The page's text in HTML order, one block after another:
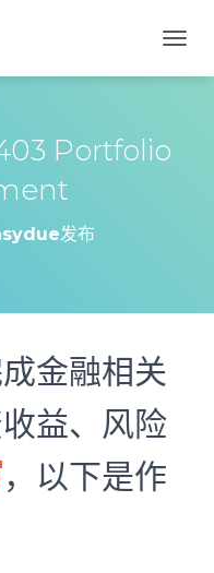
换
Portfolio
发布
金融相关
益、风险
，以下是作